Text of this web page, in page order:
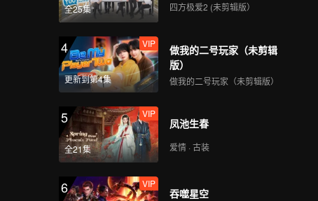
全25集 四方极爱2 (未剪辑版）
4
更新到第4集
VIP
做我的二号玩家（未剪辑
版）
做我的二号玩家（未剪辑版）
5
全21集
VIP
凤池生春
爱情 · 古装
6 VIP
吞噬星空